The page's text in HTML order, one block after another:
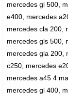
mercedes gl 500,
e400, mercedes
mercedes cla 200,
mercedes gls 500,
mercedes gla 200,
c250, mercedes
mercedes a45 4
mercedes gl 400,